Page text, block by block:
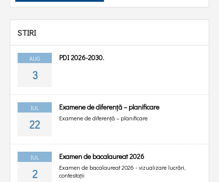
STIRI
AUG
3
PDI 2026-2030.
IUL
22
Examene de diferență – planificare
Examene de diferență – planificare
IUL
2
Examen de bacalaureat 2026
Examen de bacalaureat 2026 - vizualizare lucrări,
contestații